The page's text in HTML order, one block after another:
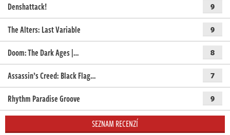
Denshattack! 9
The Alters: Last Variable 9
Doom: The Dark Ages |… 8
Assassin’s Creed: Black Flag… 7
Rhythm Paradise Groove 9
SEZNAM RECENZÍ